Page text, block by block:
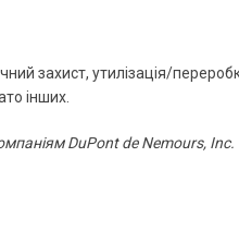
захист, утилізація/
інших.
DuPont de Nemours, Inc.